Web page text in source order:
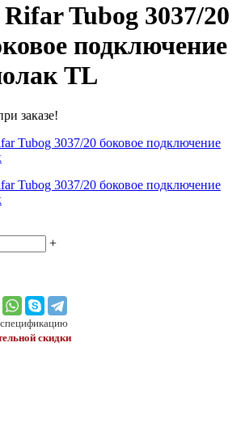
Tubog 3037/20
подключение
TL
заказе!
+
спецификацию
скидки